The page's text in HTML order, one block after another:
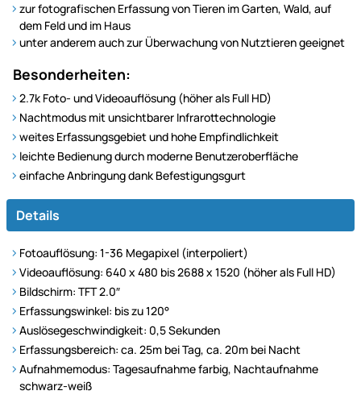
zur fotografischen Erfassung von Tieren im Garten, Wald, auf
dem Feld und im Haus
unter anderem auch zur Überwachung von Nutztieren geeignet
Besonderheiten:
2.7k Foto- und Videoauflösung (höher als Full HD)
Nachtmodus mit unsichtbarer Infrarottechnologie
weites Erfassungsgebiet und hohe Empfindlichkeit
leichte Bedienung durch moderne Benutzeroberfläche
einfache Anbringung dank Befestigungsgurt
Details
Fotoauflösung: 1-36 Megapixel (interpoliert)
Videoauflösung: 640 x 480 bis 2688 x 1520 (höher als Full HD)
Bildschirm: TFT 2.0″
Erfassungswinkel: bis zu 120°
Auslösegeschwindigkeit: 0,5 Sekunden
Erfassungsbereich: ca. 25m bei Tag, ca. 20m bei Nacht
Aufnahmemodus: Tagesaufnahme farbig, Nachtaufnahme
schwarz-weiß